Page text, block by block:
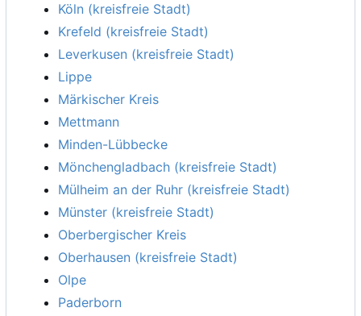
Köln (kreisfreie Stadt)
Krefeld (kreisfreie Stadt)
Leverkusen (kreisfreie Stadt)
Lippe
Märkischer Kreis
Mettmann
Minden-Lübbecke
Mönchengladbach (kreisfreie Stadt)
Mülheim an der Ruhr (kreisfreie Stadt)
Münster (kreisfreie Stadt)
Oberbergischer Kreis
Oberhausen (kreisfreie Stadt)
Olpe
Paderborn